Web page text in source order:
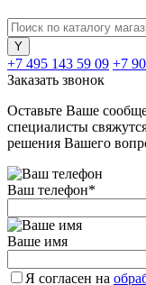
+7 495 143 59 09 +7
Заказать звонок
Оставьте Ваше
специалисты
решения Вашего
Ваш телефон*
Ваше имя
Я согласен на